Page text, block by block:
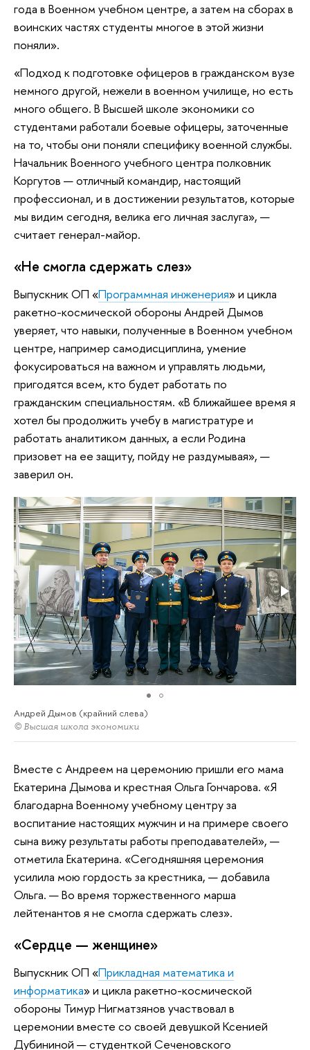
года в Военном учебном центре, а затем на сборах в
воинских частях студенты многое в этой жизни
поняли».
«Подход к подготовке офицеров в гражданском вузе
немного другой, нежели в военном училище, но есть
много общего. В Высшей школе экономики со
студентами работали боевые офицеры, заточенные
на то, чтобы они поняли специфику военной службы.
Начальник Военного учебного центра полковник
Коргутов — отличный командир, настоящий
профессионал, и в достижении результатов, которые
мы видим сегодня, велика его личная заслуга», —
считает генерал-майор.
«Не смогла сдержать слез»
Выпускник ОП «Программная инженерия» и цикла
ракетно-космической обороны Андрей Дымов
уверяет, что навыки, полученные в Военном учебном
центре, например самодисциплина, умение
фокусироваться на важном и управлять людьми,
пригодятся всем, кто будет работать по
гражданским специальностям. «В ближайшее время я
хотел бы продолжить учебу в магистратуре и
работать аналитиком данных, а если Родина
призовет на ее защиту, пойду не раздумывая», —
заверил он.
Андрей Дымов (крайний слева)
© Высшая школа экономики
Вместе с Андреем на церемонию пришли его мама
Екатерина Дымова и крестная Ольга Гончарова. «Я
благодарна Военному учебному центру за
воспитание настоящих мужчин и на примере своего
сына вижу результаты работы преподавателей», —
отметила Екатерина. «Сегодняшняя церемония
усилила мою гордость за крестника, — добавила
Ольга. — Во время торжественного марша
лейтенантов я не смогла сдержать слез».
«Сердце — женщине»
Выпускник ОП «Прикладная математика и
информатика» и цикла ракетно-космической
обороны Тимур Нигматзянов участвовал в
церемонии вместе со своей девушкой Ксенией
Дубининой — студенткой Сеченовского